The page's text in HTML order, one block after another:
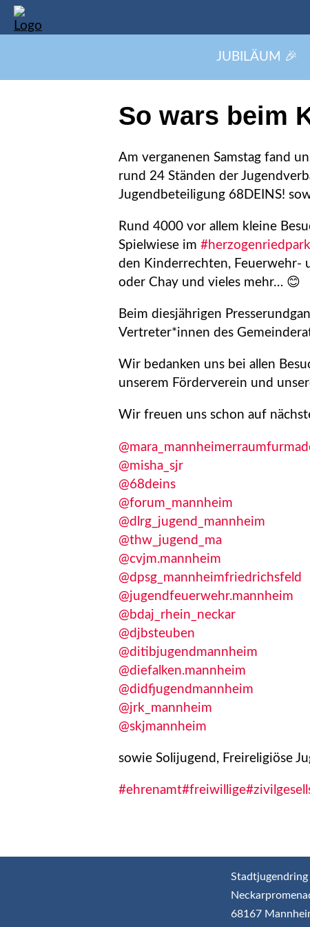
JUBILÄUM 🎉
So wars beim
Am verganenen Samstag fand
rund 24 Ständen der
Jugendbeteiligung 68DEINS!
Rund 4000 vor allem kleine
Spielwiese im
den Kinderrechten, Feuerwehr-
oder Chay und vieles mehr… 😊
Beim diesjährigen
Vertreter*innen des
Wir bedanken uns bei allen
unserem Förderverein und
Wir freuen uns schon auf
@misha_sjr
@68deins
@forum_mannheim
@dlrg_jugend_mannheim
@thw_jugend_ma
@cvjm.mannheim
@dpsg_mannheimfriedrichsfeld
@jugendfeuerwehr.mannheim
@bdaj_rhein_neckar
@djbsteuben
@ditibjugendmannheim
@diefalken.mannheim
@didfjugendmannheim
@jrk_mannheim
@skjmannheim
sowie Solijugend, Freireligiöse
#ehrenamt#freiwillige
Stadtjugendring
68167